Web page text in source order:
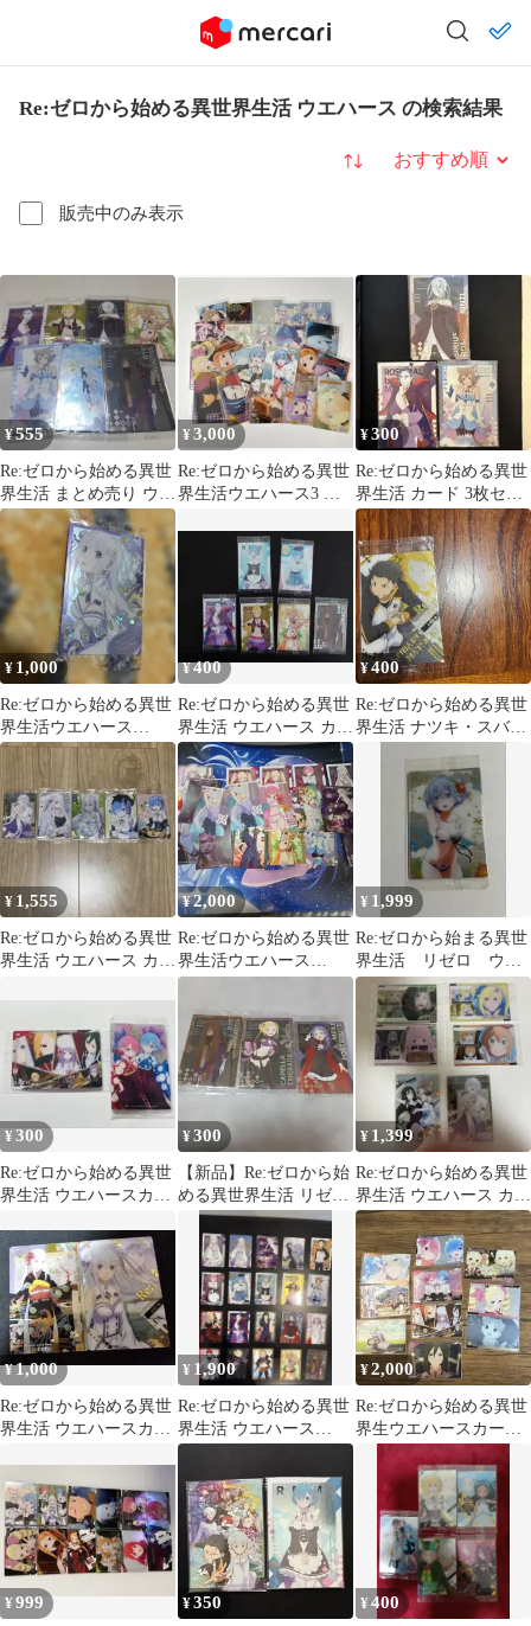
Re:ゼロから始める異世界生活 ウエハース の検索結果
販売中のみ表示
並び替え
¥555
Re:ゼロから始める異世
界生活 まとめ売り ウエ
ハースカード リゼロ
¥3,000
Re:ゼロから始める異世
界生活ウエハース3 リ
¥300
Re:ゼロから始める異世
界生活 カード 3枚セッ
ト ウエハース
¥ 1,000
Re:ゼロから始める異世
界生活ウエハース
Limited style エミリア
¥400
Re:ゼロから始める異世
界生活 ウエハース カー
ド 未開封 セット
¥400
Re:ゼロから始める異世
界生活 ナツキ・スバル
¥ 1,555
Re:ゼロから始める異世
界生活 ウエハース カー
¥2,000
Re:ゼロから始める異世
界生活ウエハース
vol.5 まとめ売り
¥ 1,999
Re:ゼロから始まる異世
界生活 リゼロ ウエ
ハースカード レム
箔押し 水着
¥300
Re:ゼロから始める異世
界生活 ウエハースカー
¥300
【新品】Re:ゼロから始
める異世界生活 リゼロ
ウエハース カード 3
枚セット
¥ 1,399
Re:ゼロから始める異世
界生活 ウエハース カー
ド 6枚セット
¥1,000
Re:ゼロから始める異世
界生活 ウエハースカー
¥ 1,900
Re:ゼロから始める異世
界生活 ウエハース
VOL5 カード
¥2,000
Re:ゼロから始める異世
界生ウエハースカード
10枚セット 開封済み
¥999 ¥350 ¥400